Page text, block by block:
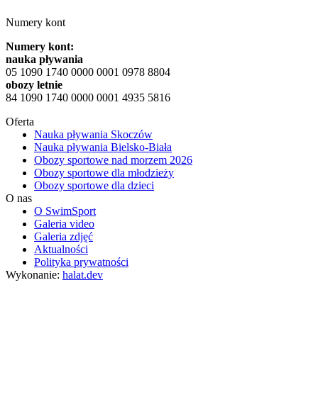
Numery kont
Numery kont:
nauka pływania
05 1090 1740 0000 0001 0978 8804
obozy letnie
84 1090 1740 0000 0001 4935 5816
Oferta
Nauka pływania Skoczów
Nauka pływania Bielsko-Biała
Obozy sportowe nad morzem 2026
Obozy sportowe dla młodzieży
Obozy sportowe dla dzieci
O nas
O SwimSport
Galeria video
Galeria zdjęć
Aktualności
Polityka prywatności
Wykonanie: halat.dev